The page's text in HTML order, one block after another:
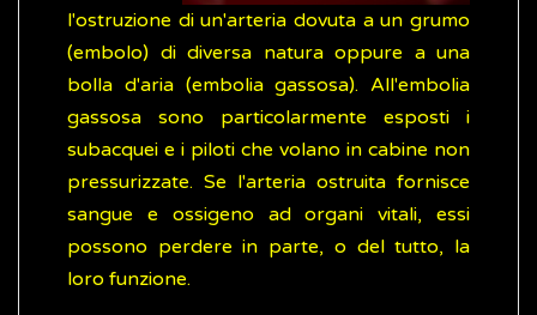
l'ostruzione di un'arteria dovuta a un grumo
(embolo) di diversa natura oppure a una
bolla d'aria (embolia gassosa). All'embolia
gassosa sono particolarmente esposti i
subacquei e i piloti che volano in cabine non
pressurizzate. Se l'arteria ostruita fornisce
sangue e ossigeno ad organi vitali, essi
possono perdere in parte, o del tutto, la
loro funzione.